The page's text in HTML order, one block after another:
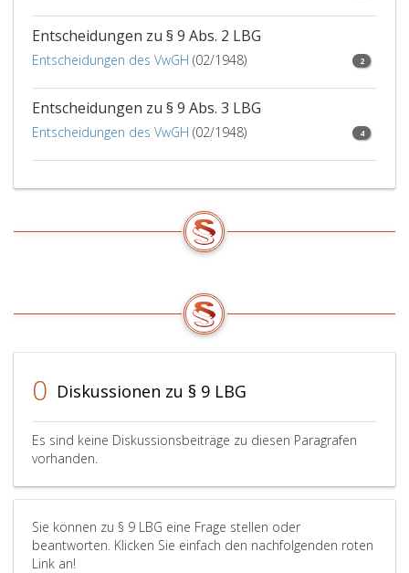
Entscheidungen zu § 9 Abs. 2 LBG
Entscheidungen des VwGH (02/1948) 2
Entscheidungen zu § 9 Abs. 3 LBG
Entscheidungen des VwGH (02/1948) 4
0 Diskussionen zu § 9 LBG
Es sind keine Diskussionsbeiträge zu diesen Paragrafen
vorhanden.
Sie können zu § 9 LBG eine Frage stellen oder
beantworten. Klicken Sie einfach den nachfolgenden roten
Link an!